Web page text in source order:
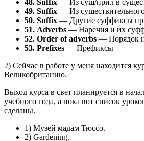
48. Suffix — Из сущ/прил в
49. Suffix — Из
50. Suffix — Другие суффиксы
51. Adverbs — Наречия и их
52. Order of adverbs — Порядок
53. Prefixes — Префиксы
2) Сейчас в работе у меня находится
Великобританию.
Выход курса в свет планируется в
учебного года, а пока вот список
сделаны.
1) Музей мадам Тюссо.
2) Gardening.